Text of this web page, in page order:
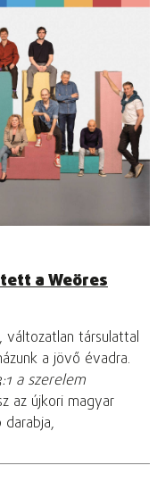
a Weöres
társulattal
a jövő évadra.
a szerelem
az újkori magyar